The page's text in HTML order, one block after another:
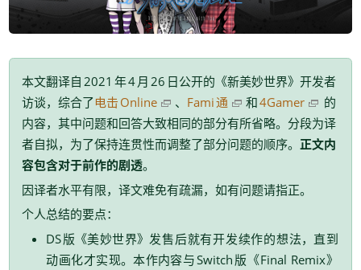
本文翻译自 2021 年4月 26 日公开的 《新美妙世界》开发者
访谈，综合了电击 Online 、 Fami通 和4Gamer
的
内容，其中问题和回答大致相同的部分有所省略。 分段为译
者自拟， 为了保持连贯性而调整了部分问题的顺序。正文内
容包含对于前作的剧透。
因译者水平有限，译文难免有疏漏，如有问题请指正。
个人总结的要点：
DS版 《美妙世界》 发售后就有开发续作的想法， 直到
动画化才实现。本作内容与Switch 版 《Final Remix》